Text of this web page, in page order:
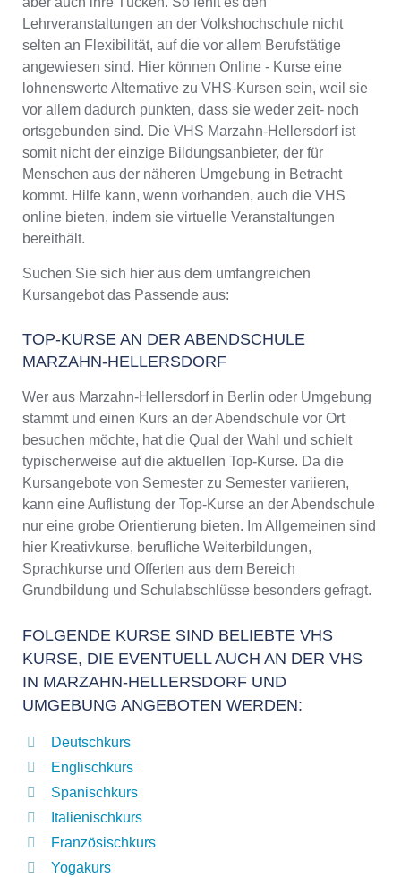
Lehrveranstaltungen an der Volkshochschule nicht
selten an Flexibilität, auf die vor allem Berufstätige
angewiesen sind. Hier können Online - Kurse eine
lohnenswerte Alternative zu VHS-Kursen sein, weil sie
vor allem dadurch punkten, dass sie weder zeit- noch
ortsgebunden sind. Die VHS Marzahn-Hellersdorf ist
somit nicht der einzige Bildungsanbieter, der für
Menschen aus der näheren Umgebung in Betracht
kommt. Hilfe kann, wenn vorhanden, auch die VHS
online bieten, indem sie virtuelle Veranstaltungen
bereithält.
Suchen Sie sich hier aus dem umfangreichen
Kursangebot das Passende aus:
TOP-KURSE AN DER ABENDSCHULE
MARZAHN-HELLERSDORF
Wer aus Marzahn-Hellersdorf in Berlin oder Umgebung
stammt und einen Kurs an der Abendschule vor Ort
besuchen möchte, hat die Qual der Wahl und schielt
typischerweise auf die aktuellen Top-Kurse. Da die
Kursangebote von Semester zu Semester variieren,
kann eine Auflistung der Top-Kurse an der Abendschule
nur eine grobe Orientierung bieten. Im Allgemeinen sind
hier Kreativkurse, berufliche Weiterbildungen,
Sprachkurse und Offerten aus dem Bereich
Grundbildung und Schulabschlüsse besonders gefragt.
FOLGENDE KURSE SIND BELIEBTE VHS
KURSE, DIE EVENTUELL AUCH AN DER VHS
IN MARZAHN-HELLERSDORF UND
UMGEBUNG ANGEBOTEN WERDEN:
Deutschkurs
Englischkurs
Spanischkurs
Italienischkurs
Französischkurs
Yogakurs